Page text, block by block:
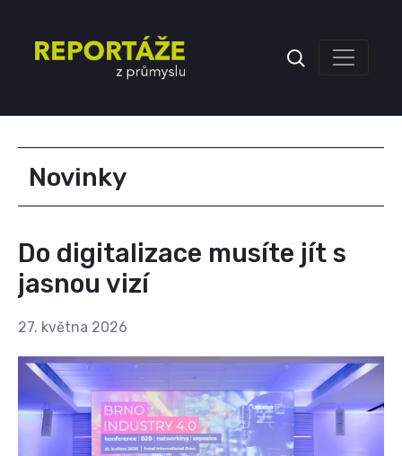
Novinky
Do digitalizace musíte jít s
jasnou vizí
27. května 2026